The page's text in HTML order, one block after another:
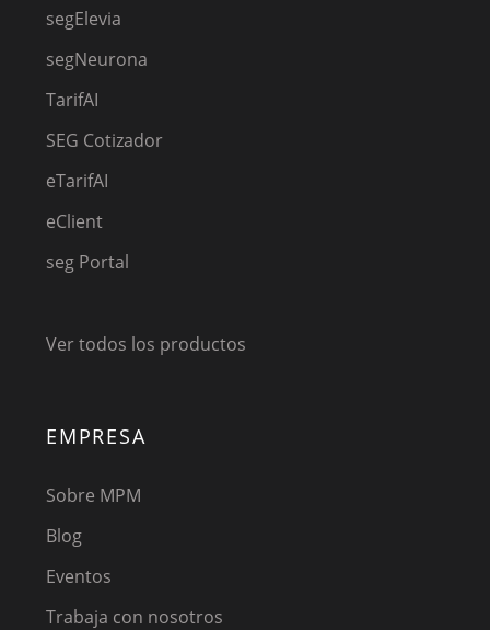
segElevia
segNeurona
TarifAI
SEG Cotizador
eTarifAI
eClient
seg Portal
Ver todos los productos
EMPRESA
Sobre MPM
Blog
Eventos
Trabaja con nosotros